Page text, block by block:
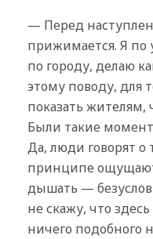
— Перед
прижимается. Я по
по городу, делаю
этому поводу, для
показать жителям,
Были такие
Да, люди говорят о
принципе
дышать —
не скажу, что
ничего подобного